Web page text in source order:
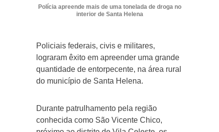
Polícia apreende mais de uma tonelada de droga no
interior de Santa Helena
Policiais federais, civis e militares,
lograram êxito em apreender uma grande
quantidade de entorpecente, na área rural
do município de Santa Helena.
Durante patrulhamento pela região
conhecida como São Vicente Chico,